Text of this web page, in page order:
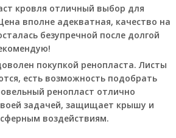
кровля отличный выбор для
вполне адекватная, качество на
безупречной после долгой
покупкой ренопласта. Листы
есть возможность подобрать
ренопласт отлично
задачей, защищает крышу и
воздействиям.